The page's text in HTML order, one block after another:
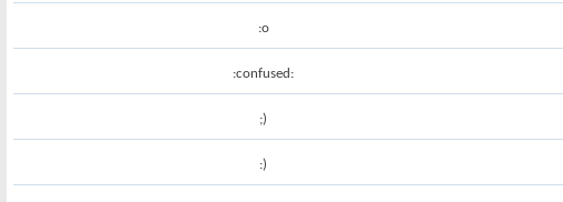
:o
:confused:
;)
:)